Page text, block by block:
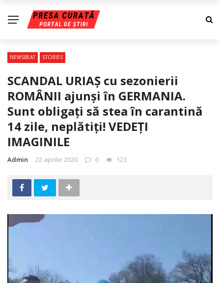
NEWSBEAT STORIES
SCANDAL URIAŞ cu sezonierii
ROMÂNII ajunşi în GERMANIA.
Sunt obligaţi să stea în carantină
14 zile, neplătiţi! VEDEŢI
IMAGINILE
Admin 22 aprilie 2020 0 123